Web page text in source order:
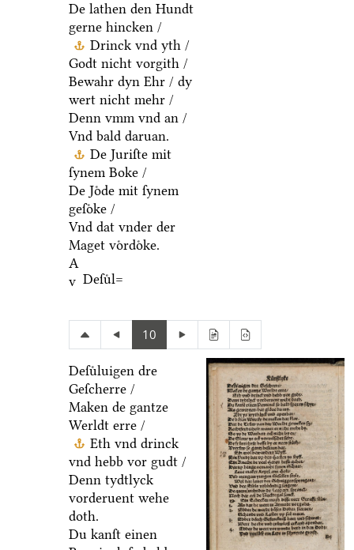
De lathen den Hundt
gerne hincken /
Drinck vnd yth /
Godt nicht vorgith /
Bewahr dyn Ehr / dy
wert nicht mehr /
Denn vmm vnd an /
Vnd bald daruan.
De Juriſte mit
ſynem Boke /
De Joͤde mit ſynem
geſoͤke /
Vnd dat vnder der
Maget voͤrdoͤke.
A
v Deſuͤl=
10
Deſuͤluigen dre
Geſcherre /
Maken de gantze
Werldt erre /
Eth vnd drinck
vnd hebb vor gudt /
Denn tydtlyck
vorderuent wehe
doth.
Du kanſt einen